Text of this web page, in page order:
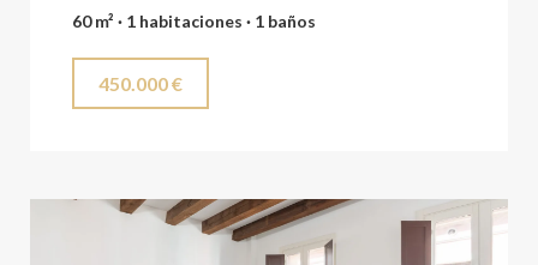
60 m² · 1 habitaciones · 1 baños
450.000 €